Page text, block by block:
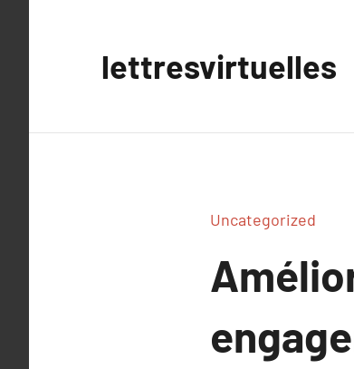
lettresvirtuelles
Uncategorized